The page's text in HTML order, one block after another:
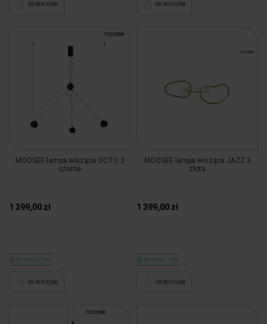
do koszyka do koszyka
MOOSEE lampa wisząca OCTO 3
czarna
1 399,00 zł
Wysyłka w 4 dni
do koszyka
MOOSEE lampa wisząca JAZZ 3
złota
1 399,00 zł
Wysyłka w 4 dni
do koszyka